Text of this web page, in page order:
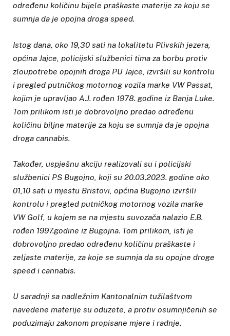
određenu količinu bijele praškaste materije za koju se
sumnja da je opojna droga speed.
Istog dana, oko 19,30 sati na lokalitetu Plivskih jezera,
općina Jajce, policijski službenici tima za borbu protiv
zloupotrebe opojnih droga PU Jajce, izvršili su kontrolu
i pregled putničkog motornog vozila marke VW Passat,
kojim je upravljao A.J. rođen 1978. godine iz Banja Luke.
Tom prilikom isti je dobrovoljno predao određenu
količinu biljne materije za koju se sumnja da je opojna
droga cannabis.
Također, uspješnu akciju realizovali su i policijski
službenici PS Bugojno, koji su 20.03.2023. godine oko
01,10 sati u mjestu Bristovi, općina Bugojno izvršili
kontrolu i pregled putničkog motornog vozila marke
VW Golf, u kojem se na mjestu suvozača nalazio E.B.
rođen 1997.godine iz Bugojna. Tom prilikom, isti je
dobrovoljno predao određenu količinu praškaste i
zeljaste materije, za koje se sumnja da su opojne droge
speed i cannabis.
U saradnji sa nadležnim Kantonalnim tužilaštvom
navedene materije su oduzete, a protiv osumnjičenih se
poduzimaju zakonom propisane mjere i radnje.